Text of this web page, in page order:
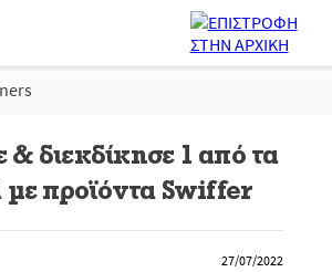
διεκδίκησε 1 από τα
με προϊόντα Swiffer
27/07/2022